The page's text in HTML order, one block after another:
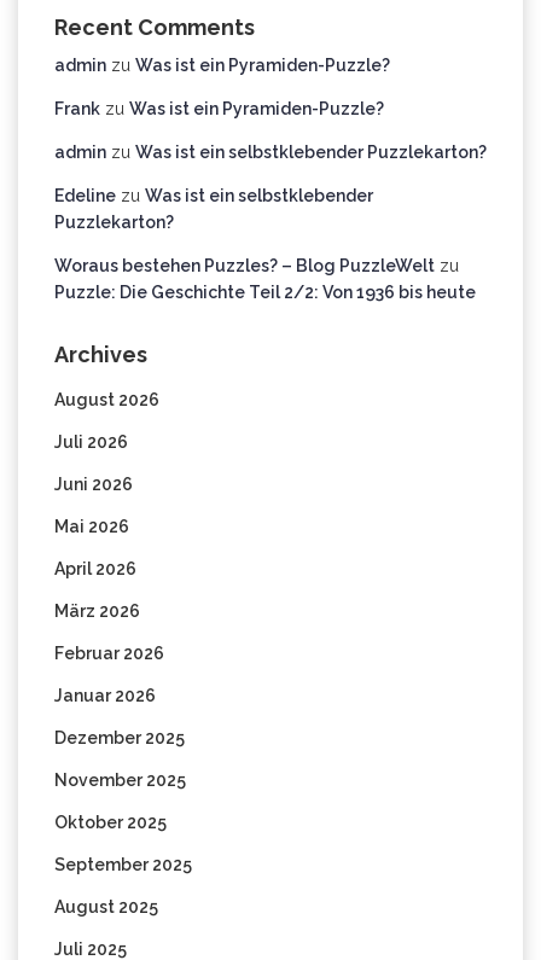
Recent Comments
admin zu Was ist ein Pyramiden-Puzzle?
Frank zu Was ist ein Pyramiden-Puzzle?
admin zu Was ist ein selbstklebender Puzzlekarton?
Edeline zu Was ist ein selbstklebender
Puzzlekarton?
Woraus bestehen Puzzles? – Blog PuzzleWelt zu
Puzzle: Die Geschichte Teil 2/2: Von 1936 bis heute
Archives
August 2026
Juli 2026
Juni 2026
Mai 2026
April 2026
März 2026
Februar 2026
Januar 2026
Dezember 2025
November 2025
Oktober 2025
September 2025
August 2025
Juli 2025